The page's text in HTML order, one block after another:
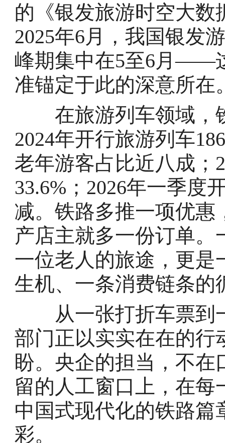
的《银发旅游时空大数
2025年6月，我国银发
峰期集中在5至6月——
准锚定于此的深意所在
在旅游列车领域，
2024年开行旅游列车
老年游客占比近八成；
33.6%；2026年一季度
减。铁路多推一项优惠
产店主就多一份订单
一位老人的旅途，更是
生机、一条消费链条的
从一张打折车票到
部门正以实实在在的行
盼。央企的担当，不
留的人工窗口上，在
中国式现代化的铁路
彩。